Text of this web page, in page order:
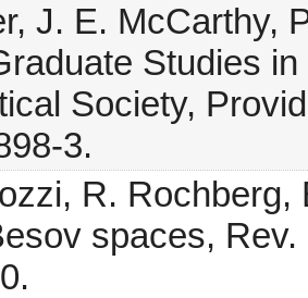
J. E. McCarthy,
Studies
Society,
3.
R.
spaces,